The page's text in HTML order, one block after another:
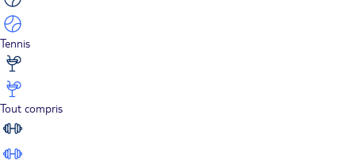
Tennis
Tout compris